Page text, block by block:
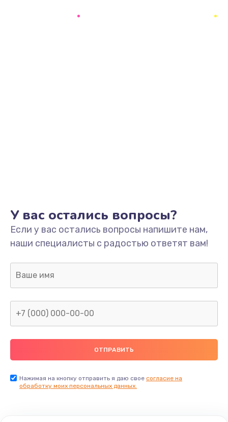
У вас остались вопросы?
Если у вас остались вопросы напишите нам,
наши специалисты с радостью ответят вам!
Нажимая на кнопку отправить я даю свое согласие на
обработку моих персональных данных.